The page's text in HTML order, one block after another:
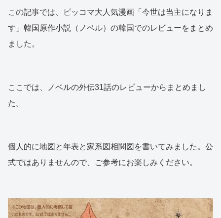
この記事では、ピッコマ大人気漫画「今世は当主になりま
す」韓国原作小説（ノベル）の韓国でのレビューをまとめ
ました。
ここでは、ノベルの外伝31話のレビューからまとめまし
た。
個人的に地図と年表と家系図相関図を書いてみました。公
式ではありませんので、ご参考にお楽しみください。